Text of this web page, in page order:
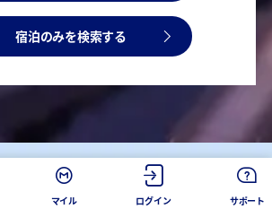
宿泊のみを検索する
マイル ログイン サポート